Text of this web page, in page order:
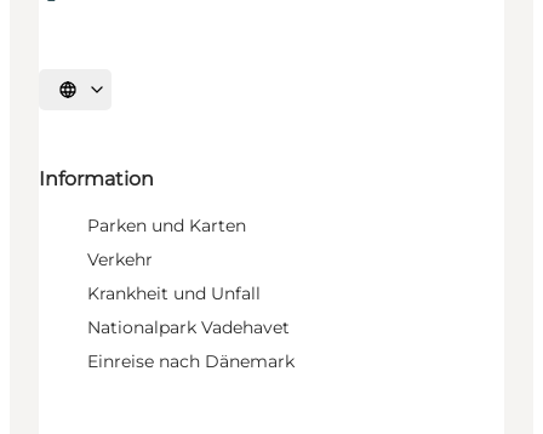
Sprache auswählen
Information
Parken und Karten
Verkehr
Krankheit und Unfall
Nationalpark Vadehavet
Einreise nach Dänemark